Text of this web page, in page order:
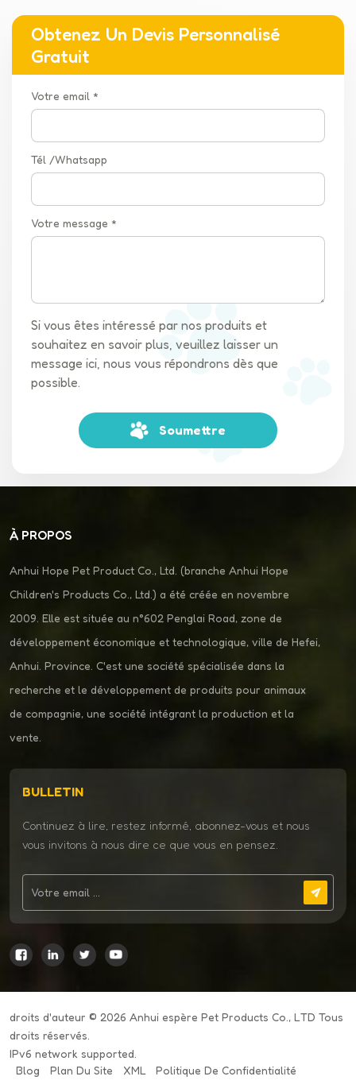
Obtenez Un Devis Personnalisé
Gratuit
Votre email *
Tél /Whatsapp
Votre message *
Si vous êtes intéressé par nos produits et
souhaitez en savoir plus, veuillez laisser un
message ici, nous vous répondrons dès que
possible.
Soumettre
À PROPOS
Anhui Hope Pet Product Co., Ltd. (branche Anhui Hope
Children's Products Co., Ltd.) a été créée en novembre
2009. Elle est située au n°602 Penglai Road, zone de
développement économique et technologique, ville de Hefei,
Anhui. Province. C'est une société spécialisée dans la
recherche et le développement de produits pour animaux
de compagnie, une société intégrant la production et la
vente.
BULLETIN
Continuez à lire, restez informé, abonnez-vous et nous
vous invitons à nous dire ce que vous en pensez.
droits d'auteur © 2026 Anhui espère Pet Products Co., LTD Tous
droits réservés.
IPv6 network supported.
Blog
Plan Du Site XML Politique De Confidentialité